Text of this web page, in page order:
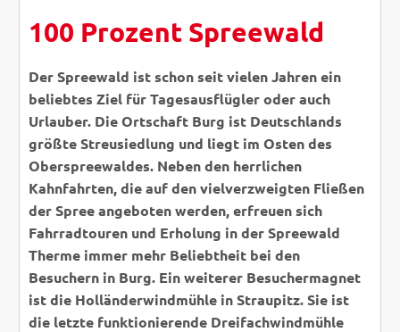
100 Prozent Spreewald
Der Spreewald ist schon seit vielen Jahren ein
beliebtes Ziel für Tagesausflügler oder auch
Urlauber. Die Ortschaft Burg ist Deutschlands
größte Streusiedlung und liegt im Osten des
Oberspreewaldes. Neben den herrlichen
Kahnfahrten, die auf den vielverzweigten Fließen
der Spree angeboten werden, erfreuen sich
Fahrradtouren und Erholung in der Spreewald
Therme immer mehr Beliebtheit bei den
Besuchern in Burg. Ein weiterer Besuchermagnet
ist die Holländerwindmühle in Straupitz. Sie ist
die letzte funktionierende Dreifachwindmühle